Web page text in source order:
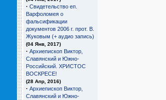
· Свидетельство еп.
Варфоломея о
фальсификации
документов 2006 г. прот. В.
Жуковым (+ аудио запись)
(04 Янв, 2017)
· Архиепископ Виктор,
Славянский и Южно-
Российский. ХРИСТОС
ВОСКРЕСЕ!
(28 Апр, 2016)
· Архиепископ Виктор,
Славянский и Южно-